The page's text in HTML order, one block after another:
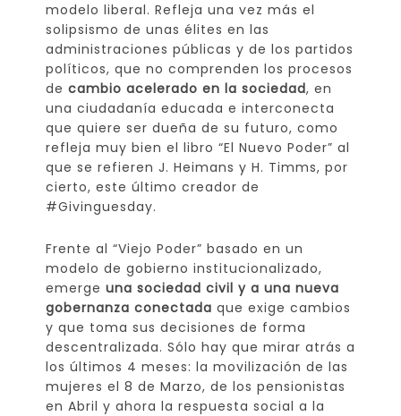
modelo liberal. Refleja una vez más el
solipsismo de unas élites en las
administraciones públicas y de los partidos
políticos, que no comprenden los procesos
de cambio acelerado en la sociedad, en
una ciudadanía educada e interconecta
que quiere ser dueña de su futuro, como
refleja muy bien el libro “El Nuevo Poder” al
que se refieren J. Heimans y H. Timms, por
cierto, este último creador de
#Givinguesday.
Frente al “Viejo Poder” basado en un
modelo de gobierno institucionalizado,
emerge una sociedad civil y a una nueva
gobernanza conectada que exige cambios
y que toma sus decisiones de forma
descentralizada. Sólo hay que mirar atrás a
los últimos 4 meses: la movilización de las
mujeres el 8 de Marzo, de los pensionistas
en Abril y ahora la respuesta social a la